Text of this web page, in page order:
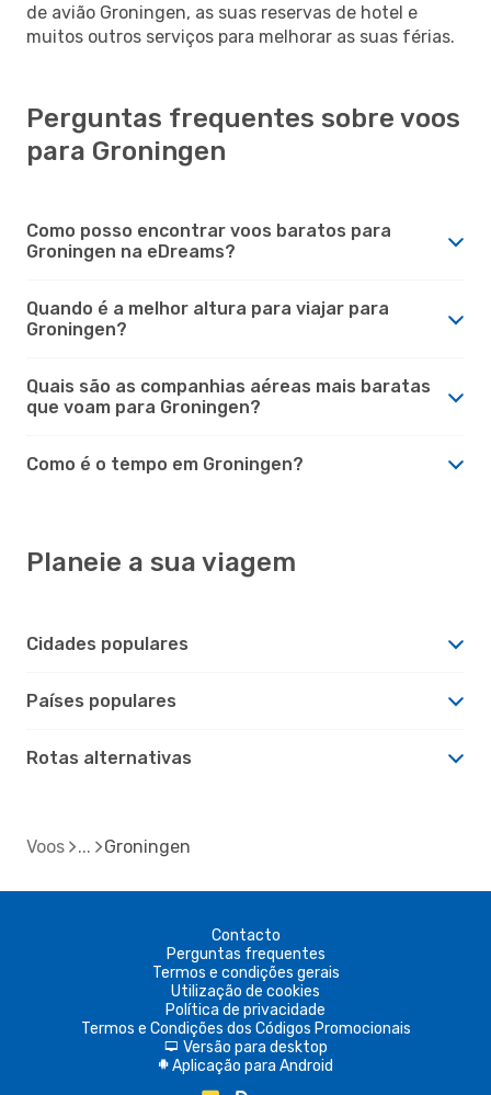
de avião Groningen, as suas reservas de hotel e
muitos outros serviços para melhorar as suas férias.
Perguntas frequentes sobre voos
para Groningen
Como posso encontrar voos baratos para
Groningen na eDreams?
Quando é a melhor altura para viajar para
Groningen?
Quais são as companhias aéreas mais baratas
que voam para Groningen?
Como é o tempo em Groningen?
Planeie a sua viagem
Cidades populares
Países populares
Rotas alternativas
Voos Groningen
Contacto
Perguntas frequentes
Termos e condições gerais
Utilização de cookies
Política de privacidade
Termos e Condições dos Códigos Promocionais
d Versão para desktop
A Aplicação para Android